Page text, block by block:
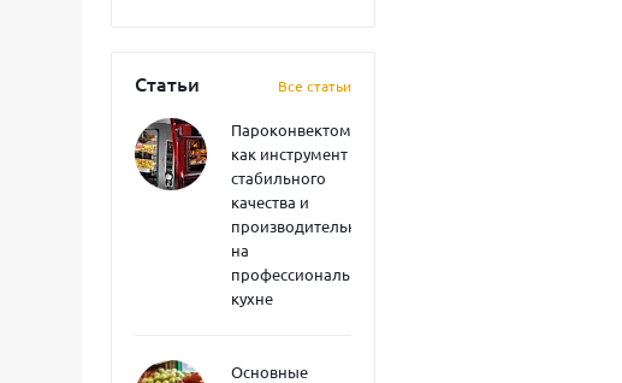
Статьи Все статьи
Пароконвектоматы
как инструмент
стабильного
качества и
производительности
на
профессиональной
кухне
Основные